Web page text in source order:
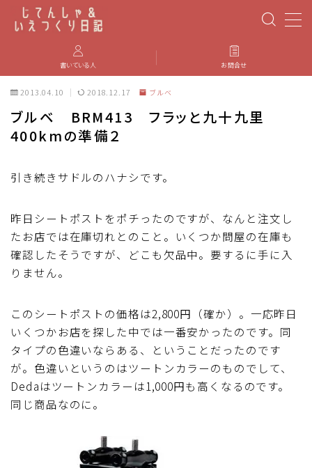
PBP(Paris-Brest-Paris)
エベレスティング
パーツのインプレ・カスタマイズ
iGPSPORT
カステリ
ディスクブレーキ
Di2関連
ブルべレポート2025
ブルべレポート2024
書いている人 お問合せ
2013.04.10 2018.12.17 ブルベ
ブルベ BRM413 フラッと九十九里
400kmの準備２
引き続きサドルのハナシです。
昨日シートポストをポチったのですが、なんと注文し
たお店では在庫切れとのこと。いくつか問屋の在庫も
確認したそうですが、どこも欠品中。要するに手に入
りません。
このシートポストの価格は2,800円（確か）。一応昨日
いくつかお店を探した中では一番安かったのです。同
タイプの色違いならある、ということだったのです
が。色違いというのはツートンカラーのものでして、
Dedaはツートンカラーは1,000円も高くなるのです。
同じ商品なのに。